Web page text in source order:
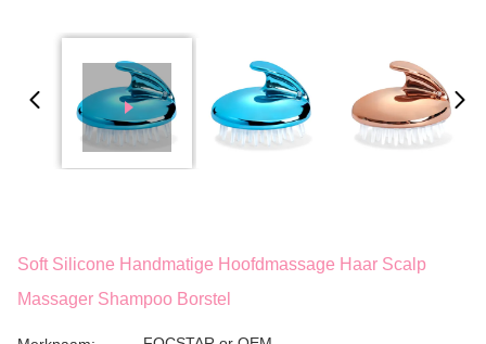
Soft Silicone Handmatige Hoofdmassage Haar Scalp
Massager Shampoo Borstel